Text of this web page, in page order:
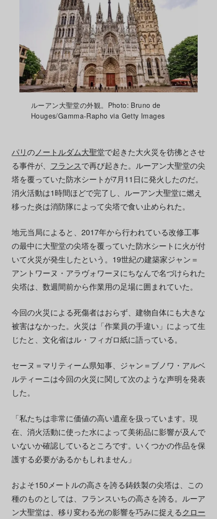
ルーアン大聖堂の外観。Photo: Bruno de
Houges/Gamma-Rapho via Getty Images
パリのノートルダム大聖堂で起きた大火災を彷彿とさせ
る事件が、 フランスで再び起きた。ルーアン大聖堂の尖
塔を覆っていた防水シートが7月11日に発火したのだ。
消火活動は1時間ほどで完了し、ルーアン大聖堂に燃え
移った炎は消防隊によって尖塔で食い止められた。
地元当局によると、2017年から行われている改修工事
の最中に大聖堂の尖塔を覆っていた防水シートに火が付
いて火災が発生したという。19世紀の建築家ジャン＝
アントワーヌ・アラヴォワーヌにちなんで名づけられた
尖塔は、数週間前から作業用の足場に囲まれていた。
今回の火災による死傷者はおらず、建物自体にも大きな
被害はなかった。火災は「作業員の手違い」によって生
じたと、文化省はル・フィガロ紙に語っている。
セーヌ＝マリティーム県知事、ジャン＝ブノワ・アルベ
ルティーニは今回の火災に関して次のような声明を発表
した。
「私たちは非常に価値の高い遺産を扱っています。現
在、消火活動に使った水によって美術品に影響が及んで
いないか確認しているところです。いくつかの作品を保
護する必要があるかもしれません」
およそ150メートルの高さを誇る鋳鉄製の尖塔は、この
種のものとしては、フランスいちの高さを誇る。ルーア
ン大聖堂は、移り変わる光の影響を巧みに捉えるクロー